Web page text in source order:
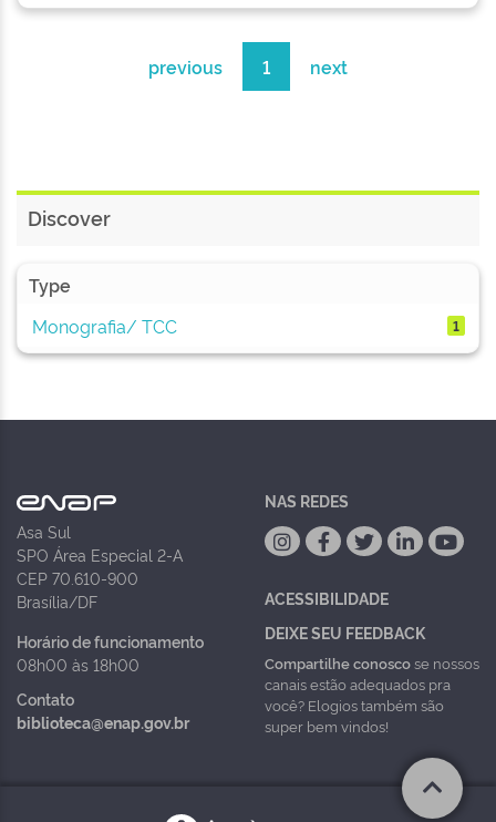
previous 1 next
Discover
Type
Monografia/ TCC
1
Asa Sul
SPO Área Especial 2-A
CEP 70.610-900
Brasília/DF
Horário de funcionamento
08h00 às 18h00
Contato
biblioteca@enap.gov.br
NAS REDES
ACESSIBILIDADE
DEIXE SEU FEEDBACK
Compartilhe conoscose nossos
canais estão adequados pra
você? Elogios também são
super bem vindos!